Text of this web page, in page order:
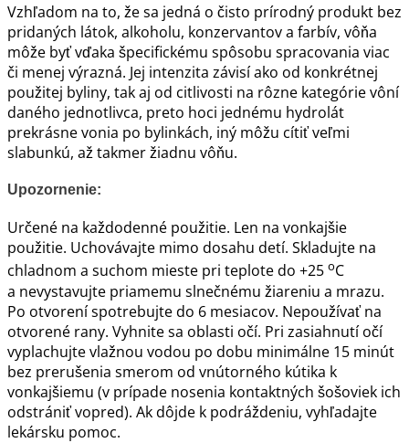
Vzhľadom na to, že sa jedná o čisto prírodný produkt bez
pridaných látok, alkoholu, konzervantov a farbív, vôňa
môže byť vďaka špecifickému spôsobu spracovania viac
či menej výrazná. Jej intenzita závisí ako od konkrétnej
použitej byliny, tak aj od citlivosti na rôzne kategórie vôní
daného jednotlivca, preto hoci jednému hydrolát
prekrásne vonia po bylinkách, iný môžu cítiť veľmi
slabunkú, až takmer žiadnu vôňu.
Upozornenie:
Určené na každodenné použitie. Len na vonkajšie
použitie. Uchovávajte mimo dosahu detí. Skladujte na
chladnom a suchom mieste pri teplote do +25 oC
a nevystavujte priamemu slnečnému žiareniu a mrazu.
Po otvorení spotrebujte do 6 mesiacov. Nepoužívať na
otvorené rany. Vyhnite sa oblasti očí. Pri zasiahnutí očí
vyplachujte vlažnou vodou po dobu minimálne 15 minút
bez prerušenia smerom od vnútorného kútika k
vonkajšiemu (v prípade nosenia kontaktných šošoviek ich
odstrániť vopred). Ak dôjde k podráždeniu, vyhľadajte
lekársku pomoc.